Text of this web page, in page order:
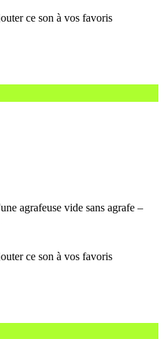
agrafeuse vide sans agrafe –